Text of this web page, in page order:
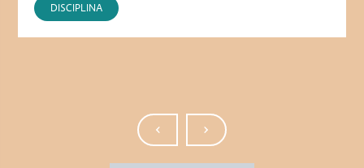
DISCIPLINA
‹ ›